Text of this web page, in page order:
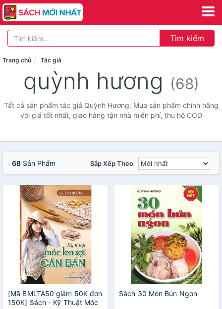
Tìm kiếm
Trang chủ Tác giả
quỳnh hương (68)
Tất cả sản phẩm tác giả Quỳnh Hương. Mua sản phẩm chính hãng
với giá tốt nhất, giao hàng tận nhà miễn phí, thu hộ COD
68 Sản Phẩm Sắp Xếp Theo
[Mã BMLTA50 giảm 50K đơn
150K] Sách - Kỹ Thuật Móc
Sách 30 Món Bún Ngon